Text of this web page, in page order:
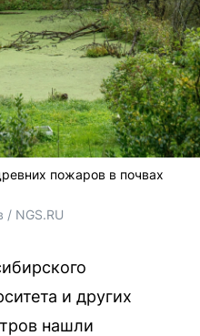
пожаров в почвах
NGS.RU
и других
нашли